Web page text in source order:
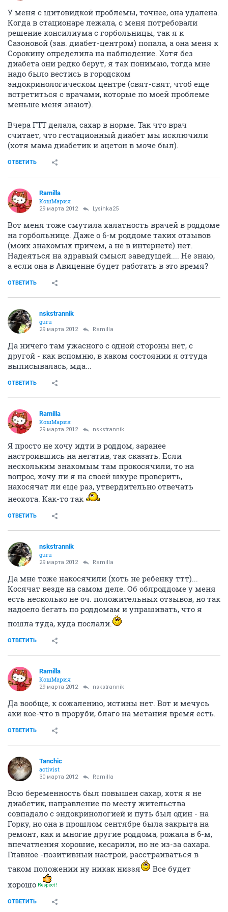
У меня с щитовидкой проблемы, точнее, она удалена.
Когда в стационаре лежала, с меня потребовали
решение консилиума с горбольницы, так я к
Сазоновой (зав. диабет-центром) попала, а она меня к
Сорокину определила на наблюдение. Хотя без
диабета они редко берут, я так понимаю, тогда мне
надо было вестись в городском
эндокринологическом центре (свят-свят, чтоб еще
встретиться с врачами, которые по моей проблеме
меньше меня знают).
Вчера ГТТ делала, сахар в норме. Так что врач
считает, что гестационный диабет мы исключили
(хотя мама диабетик и ацетон в моче был).
ОТВЕТИТЬ
Ramilla
КошМария
29 марта 2012 Lysihka25
Вот меня тоже смутила халатность врачей в роддоме
на горбольнице. Даже о 6-м роддоме таких отзывов
(моих знакомых причем, а не в интернете) нет.
Надеяться на здравый смысл заведущей.... Не знаю,
а если она в Авиценне будет работать в это время?
ОТВЕТИТЬ
nskstrannik
guru
29 марта 2012 Ramilla
Да ничего там ужасного с одной стороны нет, с
другой - как вспомню, в каком состоянии я оттуда
выписывалась, мда...
ОТВЕТИТЬ
Ramilla
КошМария
29 марта 2012 nskstrannik
Я просто не хочу идти в роддом, заранее
настроившись на негатив, так сказать. Если
нескольким знакомым там прокосячили, то на
вопрос, хочу ли я на своей шкуре проверить,
накосячат ли еще раз, утвердительно отвечать
неохота. Как-то так
ОТВЕТИТЬ
nskstrannik
guru
29 марта 2012 Ramilla
Да мне тоже накосячили (хоть не ребенку ттт)...
Косячат везде на самом деле. Об облроддоме у меня
есть несколько не оч. положительных отзывов, но так
надоело бегать по роддомам и упрашивать, что я
пошла туда, куда послали.
ОТВЕТИТЬ
Ramilla
КошМария
29 марта 2012 nskstrannik
Да вообще, к сожалению, истины нет. Вот и мечусь
аки кое-что в проруби, благо на метания время есть.
ОТВЕТИТЬ
Tanchic
activist
30 марта 2012 Ramilla
Всю беременность был повышен сахар, хотя я не
диабетик, направление по месту жительства
совпадало с эндокринологией и путь был один - на
Горку, но она в прошлом сентябре была закрыта на
ремонт, как и многие другие роддома, рожала в 6-м,
впечатления хорошие, кесарили, но не из-за сахара.
Главное -позитивный настрой, расстраиваться в
таком положении ну никак низзя
Все будет
хорошо
ОТВЕТИТЬ